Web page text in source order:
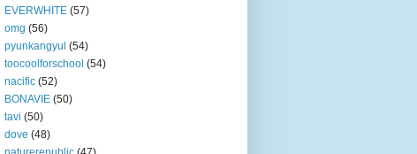
EVERWHITE (57)
omg (56)
pyunkangyul (54)
toocoolforschool (54)
nacific (52)
BONAVIE (50)
tavi (50)
dove (48)